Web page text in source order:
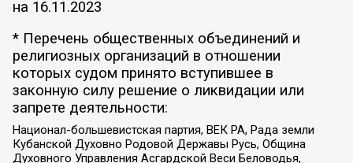
на 16.11.2023
* Перечень общественных объединений и
религиозных организаций в отношении
которых судом принято вступившее в
законную силу решение о ликвидации или
запрете деятельности:
Национал-большевистская партия, ВЕК РА, Рада земли
Кубанской Духовно Родовой Державы Русь, Община
Духовного Управления Асгардской Веси Беловодья,